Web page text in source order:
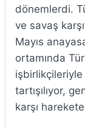
dönemlerdi.
ve savaş
Mayıs
ortamında
tartışılıyor,
karşı